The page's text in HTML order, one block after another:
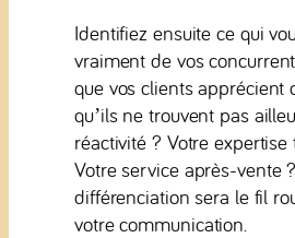
Identifiez ensuite ce qui
vraiment de vos
que vos clients apprécient
qu’ils ne trouvent pas
réactivité ? Votre expertise
Votre service après-vente
différenciation sera le fil
votre communication.